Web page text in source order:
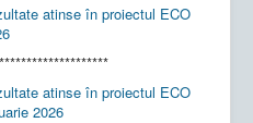
atinse în proiectul ECO
atinse în proiectul ECO
2026